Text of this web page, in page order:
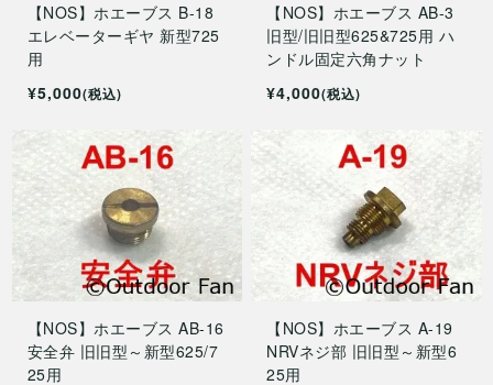
【NOS】ホエーブス B-18
エレベーターギヤ 新型725
用
¥5,000(税込)
【NOS】ホエーブス AB-3
旧型/旧旧型625&725用 ハ
ンドル固定六角ナット
¥4,000(税込)
【NOS】ホエーブス AB-16
安全弁 旧旧型～新型625/7
25用
【NOS】ホエーブス A-19
NRVネジ部 旧旧型～新型6
25用